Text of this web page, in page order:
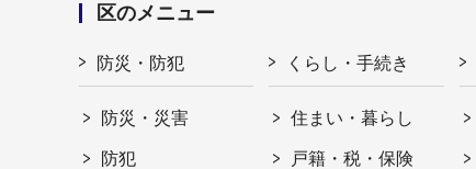
区のメニュー
防災・防犯
防災・災害
防犯
くらし・手続き
住まい・暮らし
戸籍・税・保険